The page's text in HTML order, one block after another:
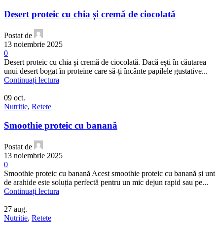
Desert proteic cu chia și cremă de ciocolată
Postat de
13 noiembrie 2025
0
Desert proteic cu chia și cremă de ciocolată. Dacă ești în căutarea
unui desert bogat în proteine care să-ți încânte papilele gustative...
Continuați lectura
09 oct.
Nutritie, Retete
Smoothie proteic cu banană
Postat de
13 noiembrie 2025
0
Smoothie proteic cu banană Acest smoothie proteic cu banană și unt
de arahide este soluția perfectă pentru un mic dejun rapid sau pe...
Continuați lectura
27 aug.
Nutritie, Retete